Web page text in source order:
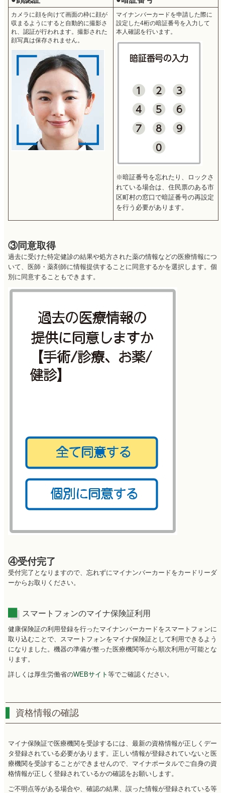
カメラに顔を向けて画面の枠に顔が
収まるようにすると自動的に撮影さ
れ、認証が行われます。撮影された
顔写真は保存されません。
マイナンバーカードを申請した際に
設定した4桁の暗証番号を入力して
本人確認を行います。
※暗証番号を忘れたり、ロックさ
れている場合は、住民票のある市
区町村の窓口で暗証番号の再設定
を行う必要があります。
③同意取得
過去に受けた特定健診の結果や処方された薬の情報などの医療情報につ
いて、医師・薬剤師に情報提供することに同意するかを選択します。個
別に同意することもできます。
④受付完了
受付完了となりますので、忘れずにマイナンバーカードをカードリーダ
ーからお取りください。
スマートフォンのマイナ保険証利用
健康保険証の利用登録を行ったマイナンバーカードをスマートフォンに
取り込むことで、スマートフォンをマイナ保険証として利用できるよう
になりました。機器の準備が整った医療機関等から順次利用が可能とな
ります。
詳しくは厚生労働省のWEBサイト 等でご確認ください。
資格情報の確認
マイナ保険証で医療機関を受診するには、最新の資格情報が正しくデー
タ登録されている必要があります。正しい情報が登録されていないと医
療機関を受診することができませんので、マイナポータルでご自身の資
格情報が正しく登録されているかの確認をお願いします。
ご不明点等がある場合や、確認の結果、誤った情報が登録されている等